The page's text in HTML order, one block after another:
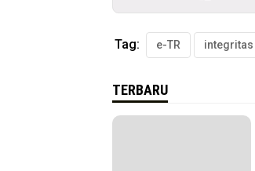
Tag: e-TR integritas
TERBARU